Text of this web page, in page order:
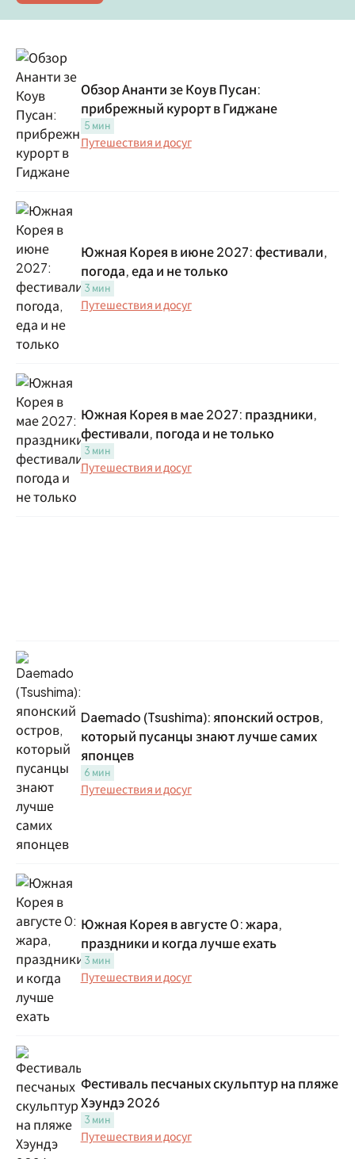
Обзор Ананти зе Коув Пусан:
прибрежный курорт в Гиджане
5 мин
Путешествия и досуг
Южная Корея в июне 2027: фестивали,
погода, еда и не только
3 мин
Путешествия и досуг
Южная Корея в мае 2027: праздники,
фестивали, погода и не только
3 мин
Путешествия и досуг
Daemado (Tsushima): японский остров,
который пусанцы знают лучше самих
японцев
6 мин
Путешествия и досуг
Южная Корея в августе 0: жара,
праздники и когда лучше ехать
3 мин
Путешествия и досуг
Фестиваль песчаных скульптур на пляже
Хэундэ 2026
3 мин
Путешествия и досуг